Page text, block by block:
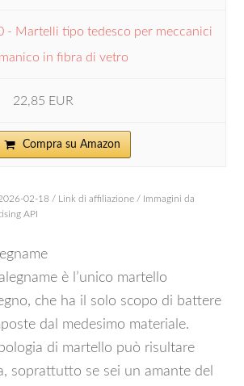
- Martelli tipo tedesco per meccanici
manico in fibra di vetro
22,85 EUR
Compra su Amazon
02-18 / Link di affiliazione / Immagini da
API
è l’unico martello
che ha il solo scopo di battere
dal medesimo materiale.
di martello può risultare
soprattutto se sei un amante del